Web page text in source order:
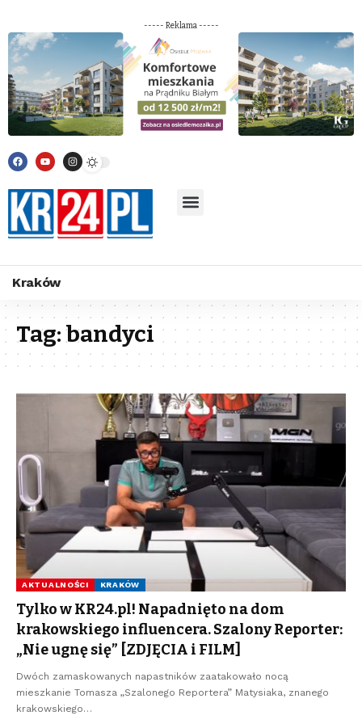
----- Reklama -----
Kraków
Tag:bandyci
AKTUALNOŚCI KRAKÓW
Tylko w KR24.pl! Napadnięto na dom
krakowskiego influencera. Szalony Reporter:
„Nie ugnę się” [ZDJĘCIA i FILM]
Dwóch zamaskowanych napastników zaatakowało nocą
mieszkanie Tomasza „Szalonego Reportera” Matysiaka, znanego
krakowskiego…